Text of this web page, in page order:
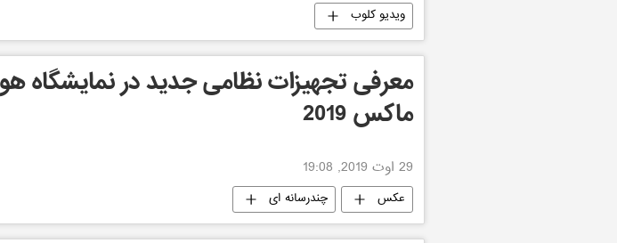
ویدیو کلوب
معرفی تجهیزات نظامی جدید در نمایشگاه
ماکس 2019
29 اوت 2019, 19:08
عکس چندرسانه ای